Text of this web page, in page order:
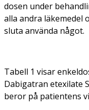
dosen under
alla andra läkemedel
sluta använda något.
Tabell 1 visar
Dabigatran etexilate
beror på patientens